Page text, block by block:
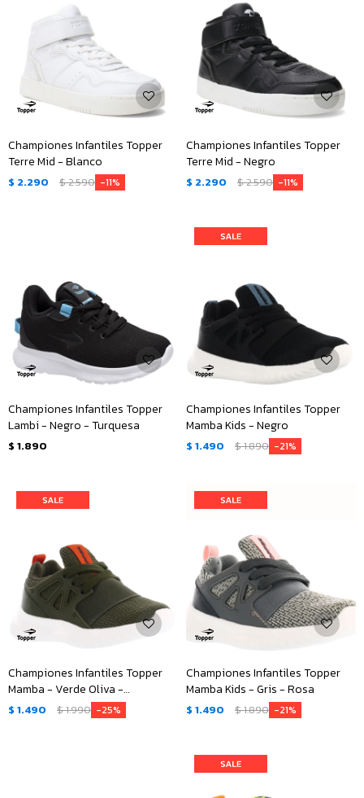
Championes Infantiles Topper
Terre Mid - Blanco
$ 2.290 $2.590 11
Championes Infantiles Topper
Terre Mid - Negro
$ 2.290 $2.590 11
Championes Infantiles Topper
Lambi - Negro - Turquesa
$ 1.890
Championes Infantiles Topper
Mamba Kids - Negro
$ 1.490 $1.890 21
Championes Infantiles Topper
Mamba - Verde Oliva -
Anaranjado
$ 1.490 $1.990 25
Championes Infantiles Topper
Mamba Kids - Gris - Rosa
$ 1.490 $1.890 21